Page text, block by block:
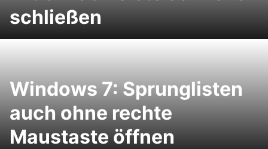
schließen
Windows 7: Sprunglisten
auch ohne rechte
Maustaste öffnen